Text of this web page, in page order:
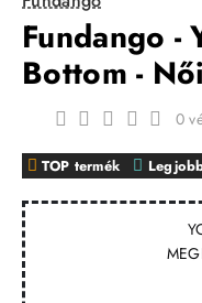
Fundango -
Bottom -
TOP termék
0